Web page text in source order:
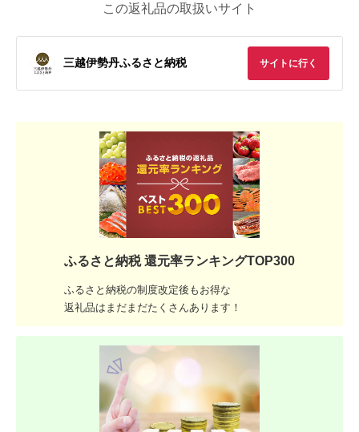
この返礼品の取扱いサイト
三越伊勢丹ふるさと納税 サイトに行く
ふるさと納税 還元率ランキングTOP300
ふるさと納税の制度改定後もお得な
返礼品はまだまだたくさんあります！